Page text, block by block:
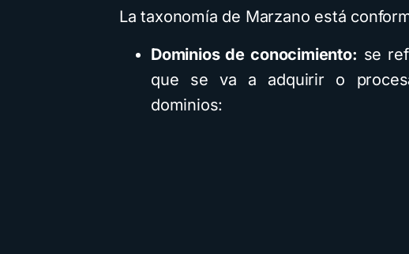
La taxonomía de Marzano está
Dominios de conocimiento: se
que se va a adquirir o
dominios: